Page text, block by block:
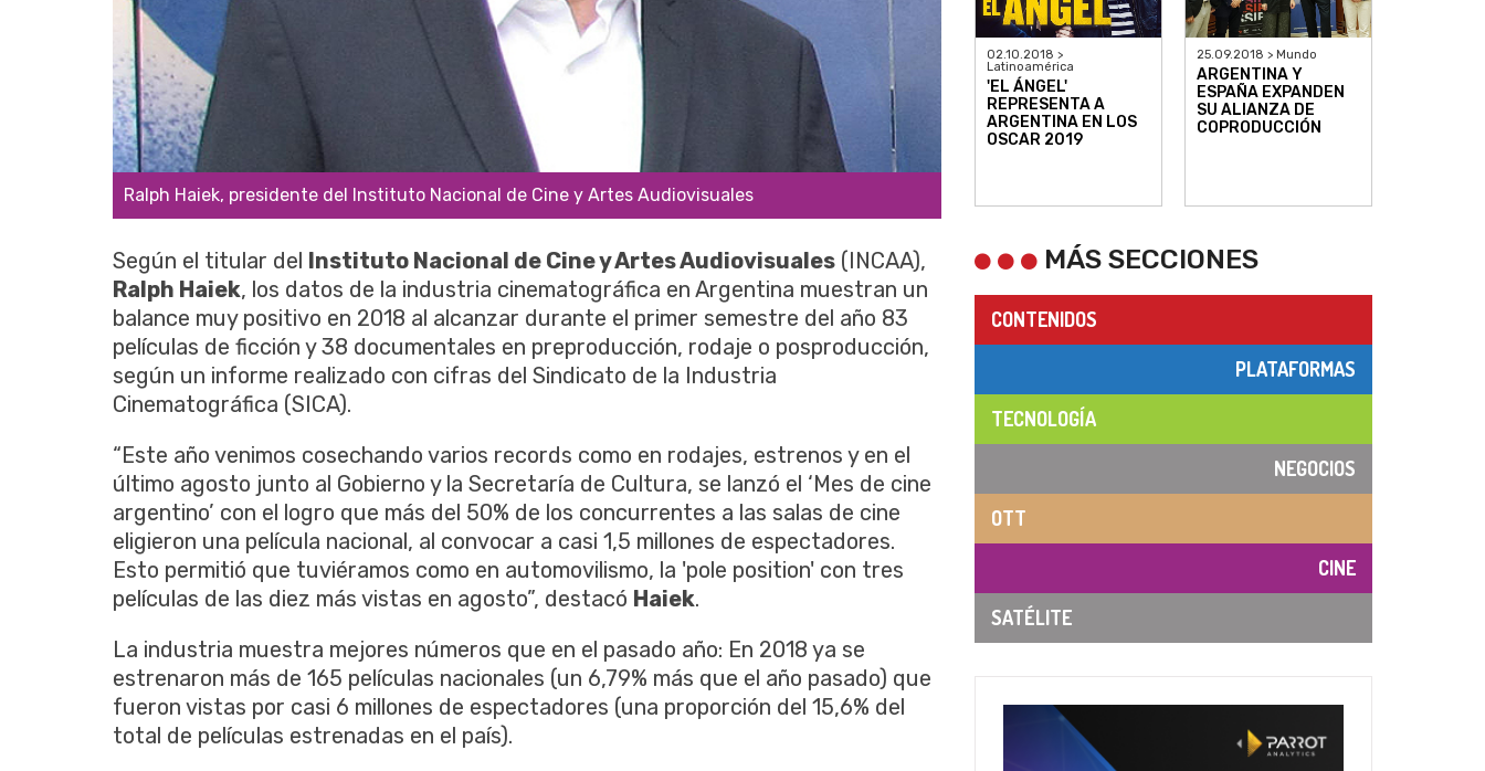
Ralph Haiek, presidente del Instituto Nacional de Cine y Artes Audiovisuales
Según el titular del Instituto Nacional de Cine y Artes Audiovisuales (INCAA),
Ralph Haiek, los datos de la industria cinematográfica en Argentina muestran un
balance muy positivo en 2018 al alcanzar durante el primer semestre del año 83
películas de ficción y 38 documentales en preproducción, rodaje o posproducción,
según un informe realizado con cifras del Sindicato de la Industria
Cinematográfica (SICA).
“Este año venimos cosechando varios records como en rodajes, estrenos y en el
último agosto junto al Gobierno y la Secretaría de Cultura, se lanzó el ‘Mes de cine
argentino’ con el logro que más del 50% de los concurrentes a las salas de cine
eligieron una película nacional, al convocar a casi 1,5 millones de espectadores.
Esto permitió que tuviéramos como en automovilismo, la 'pole position' con tres
películas de las diez más vistas en agosto”, destacó Haiek.
La industria muestra mejores números que en el pasado año: En 2018 ya se
estrenaron más de 165 películas nacionales (un 6,79% más que el año pasado) que
fueron vistas por casi 6 millones de espectadores (una proporción del 15,6% del
total de películas estrenadas en el país).
02.10.2018 >
Latinoamérica
'EL ÁNGEL'
REPRESENTA A
ARGENTINA EN LOS
OSCAR 2019
25.09.2018 > Mundo
ARGENTINA Y
ESPAÑA EXPANDEN
SU ALIANZA DE
COPRODUCCIÓN
MÁS SECCIONES
CONTENIDOS
PLATAFORMAS
TECNOLOGÍA
NEGOCIOS
OTT
CINE
SATÉLITE